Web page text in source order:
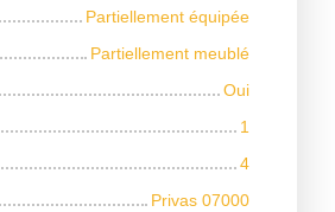
Partiellement équipée
Partiellement meublé
Oui
1
4
Privas 07000